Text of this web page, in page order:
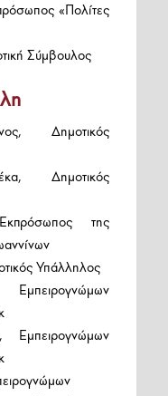
«Πολίτες
Σύμβουλος
Δημοτικός
Δημοτικός
της
Υπάλληλος
Εμπειρογνώμων